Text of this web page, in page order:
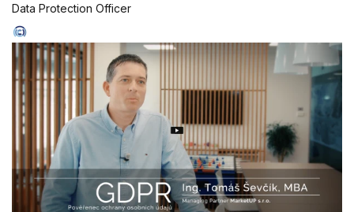
Data Protection Officer